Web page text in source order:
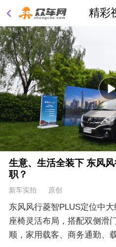
精彩
生意、生活全装下 东风
职？
新车实拍 原创
东风风行菱智PLUS定位中
座椅灵活布局，搭配双侧滑
顺，家用载客、商务通勤、